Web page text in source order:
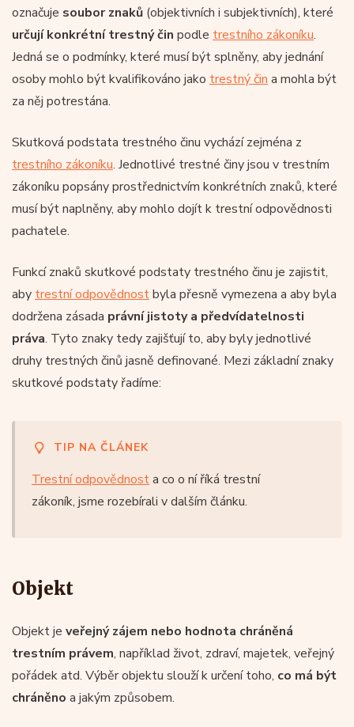
označuje soubor znaků (objektivních i subjektivních), které
určují konkrétní trestný čin podle trestního zákoníku.
Jedná se o podmínky, které musí být splněny, aby jednání
osoby mohlo být kvalifikováno jako trestný čin a mohla být
za něj potrestána.
Skutková podstata trestného činu vychází zejména z
trestního zákoníku. Jednotlivé trestné činy jsou v trestním
zákoníku popsány prostřednictvím konkrétních znaků, které
musí být naplněny, aby mohlo dojít k trestní odpovědnosti
pachatele.
Funkcí znaků skutkové podstaty trestného činu je zajistit,
aby trestní odpovědnostbyla přesně vymezena a aby byla
dodržena zásada právní jistoty a předvídatelnosti
práva. Tyto znaky tedy zajišťují to, aby byly jednotlivé
druhy trestných činů jasně definované. Mezi základní znaky
skutkové podstaty řadíme:
TIP NA ČLÁNEK
Trestní odpovědnosta co o ní říká trestní
zákoník, jsme rozebírali v dalším článku.
Objekt
Objekt je veřejný zájem nebo hodnota chráněná
trestním právem, například život, zdraví, majetek, veřejný
pořádek atd. Výběr objektu slouží k určení toho, co má být
chráněno a jakým způsobem.